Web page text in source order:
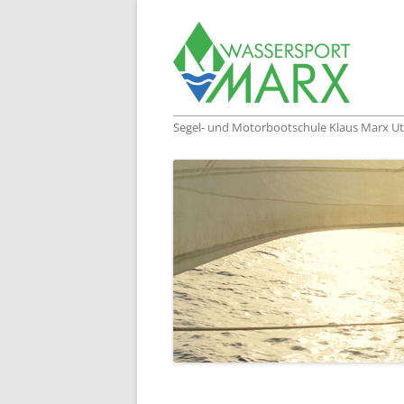
Segel- und Motorbootschule Klaus Marx